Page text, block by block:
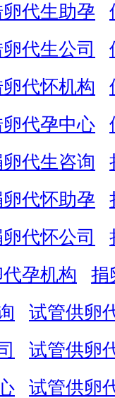
代生助孕
代生公司
代怀机构
代孕中心
代生咨询
代怀助孕
代怀公司
孕机构 捐
试管供卵
试管供卵
试管供卵